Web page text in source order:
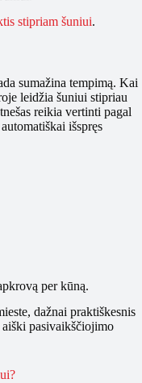
stipriam šuniui.
sumažina tempimą. Kai
leidžia šuniui stipriau
reikia vertinti pagal
išspręs
per kūną.
dažnai praktiškesnis
pasivaikščiojimo